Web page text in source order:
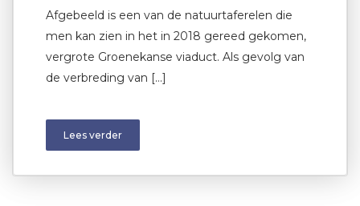
Afgebeeld is een van de natuurtaferelen die
men kan zien in het in 2018 gereed gekomen,
vergrote Groenekanse viaduct. Als gevolg van
de verbreding van […]
Lees verder